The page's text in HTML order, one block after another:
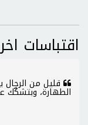
اقتباسات
قليل من الرجال
الطهارة، وبتشكّك